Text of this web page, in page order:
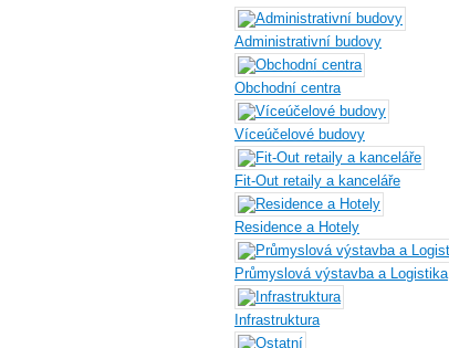
Administrativní budovy
Obchodní centra
Víceúčelové budovy
Fit-Out retaily a kanceláře
Residence a Hotely
Průmyslová výstavba a Logistika
Infrastruktura